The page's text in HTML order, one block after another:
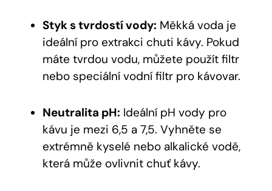
Styk s tvrdostí vody: Měkká voda je
ideální pro extrakci chuti kávy. Pokud
máte tvrdou vodu, můžete použít filtr
nebo speciální vodní filtr pro kávovar.
Neutralita pH: Ideální pH vody pro
kávu je mezi 6,5 a 7,5. Vyhněte se
extrémně kyselé nebo alkalické vodě,
která může ovlivnit chuť kávy.